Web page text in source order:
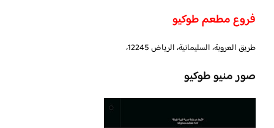
فروع مطعم طوكيو
طريق العروبة، السليمانية، الرياض 12245،
صور منيو طوكيو